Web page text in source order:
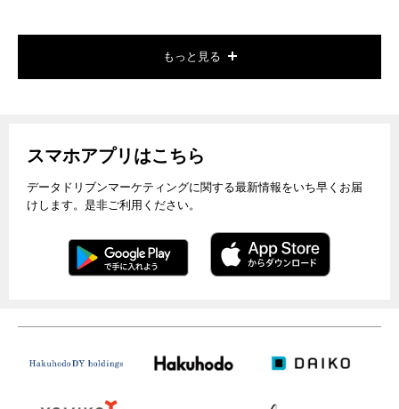
もっと見る
スマホアプリはこちら
データドリブンマーケティングに関する最新情報をいち早くお届
けします。是非ご利用ください。